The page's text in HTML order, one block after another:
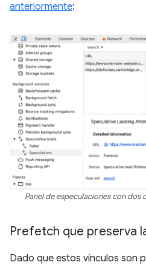
anteriormente:
Panel de especulaciones con dos
Prefetch que preserva
Dado que estos vínculos son